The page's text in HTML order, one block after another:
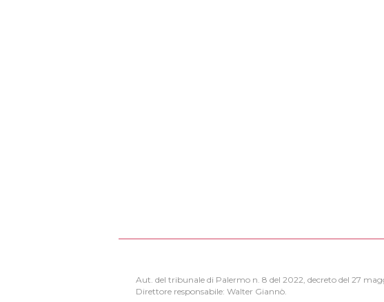
Aut. del tribunale di Palermo n. 8 del 2022, decreto del 27
Direttore responsabile: Walter Giannò.